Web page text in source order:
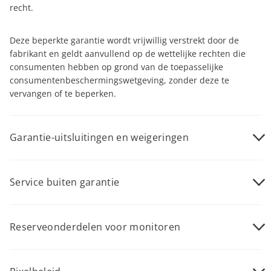
recht.
Deze beperkte garantie wordt vrijwillig verstrekt door de
fabrikant en geldt aanvullend op de wettelijke rechten die
consumenten hebben op grond van de toepasselijke
consumentenbeschermingswetgeving, zonder deze te
vervangen of te beperken.
Garantie-uitsluitingen en weigeringen
gebruikt overeenkomstig het beoogde gebruik en in
De garantie dekt geen gevolgschade, waaronder maar niet
zoals regulier onderhoud, installatie van firmware-updates of
Service buiten garantie
steeds servicemogelijkheden beschikbaar zijn.
Reserveonderdelen voor monitoren